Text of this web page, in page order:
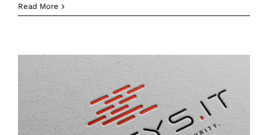
Momic
di
per
BASF
Cabrio
WG
global
Read More